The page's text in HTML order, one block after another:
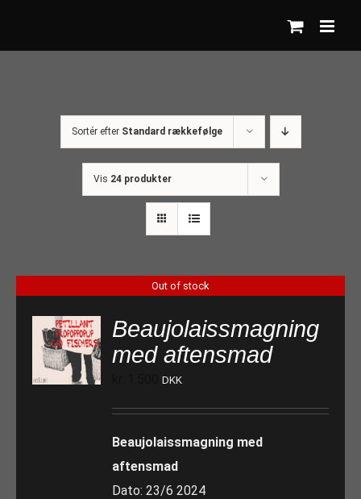
Sortér efter Standard rækkefølge
Vis 24 produkter
Out of stock
Beaujolaissmagning
med aftensmad
DKK
Beaujolaissmagning med
aftensmad
Dato: 23/6 2024